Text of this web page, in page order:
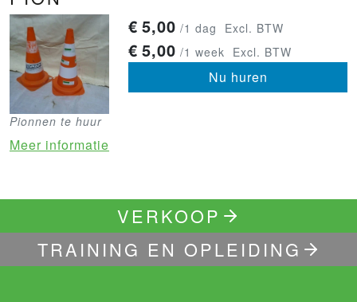
€ 5,00 /1 dag Excl. BTW
€ 5,00 /1 week Excl. BTW
Nu huren
Pionnen te huur
Meer informatie
VERKOOP
TRAINING EN OPLEIDING